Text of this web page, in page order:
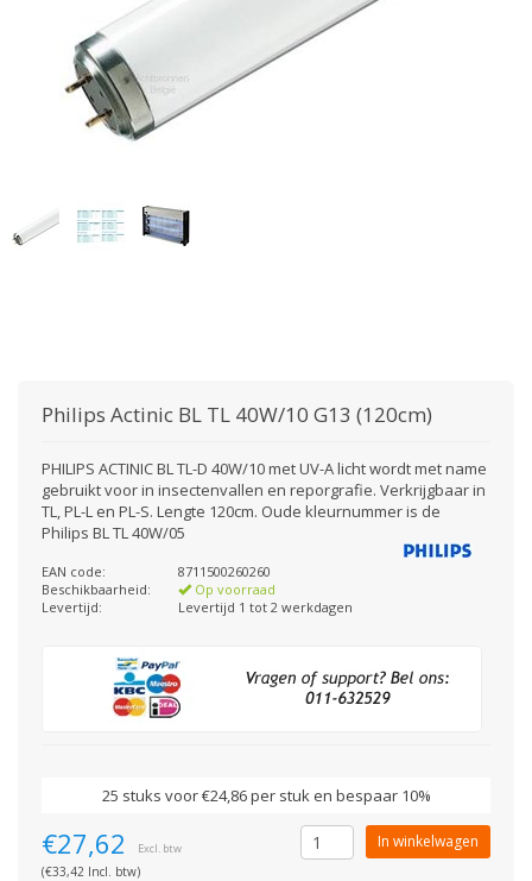
Philips Actinic BL TL 40W/10 G13 (120cm)
PHILIPS ACTINIC BL TL-D 40W/10 met UV-A licht wordt met name
gebruikt voor in insectenvallen en reporgrafie. Verkrijgbaar in
TL, PL-L en PL-S. Lengte 120cm. Oude kleurnummer is de
Philips BL TL 40W/05
EAN code:
8711500260260
Beschikbaarheid:
Op voorraad
Levertijd:
Levertijd 1 tot 2 werkdagen
25 stuks voor €24,86 per stuk en bespaar 10%
€27,62 Excl. btw
(€33,42 Incl. btw)
In winkelwagen